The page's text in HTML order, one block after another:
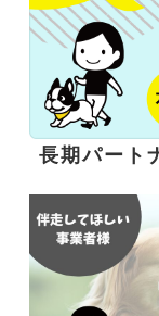
長期パート